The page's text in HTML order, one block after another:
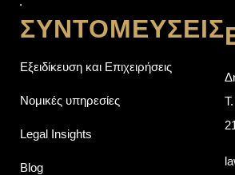
ΣΥΝΤΟΜΕΎΣΕΙΣ
Εξειδίκευση και Επιχειρήσεις
Νομικές υπηρεσίες
Legal Insights
Blog
T.